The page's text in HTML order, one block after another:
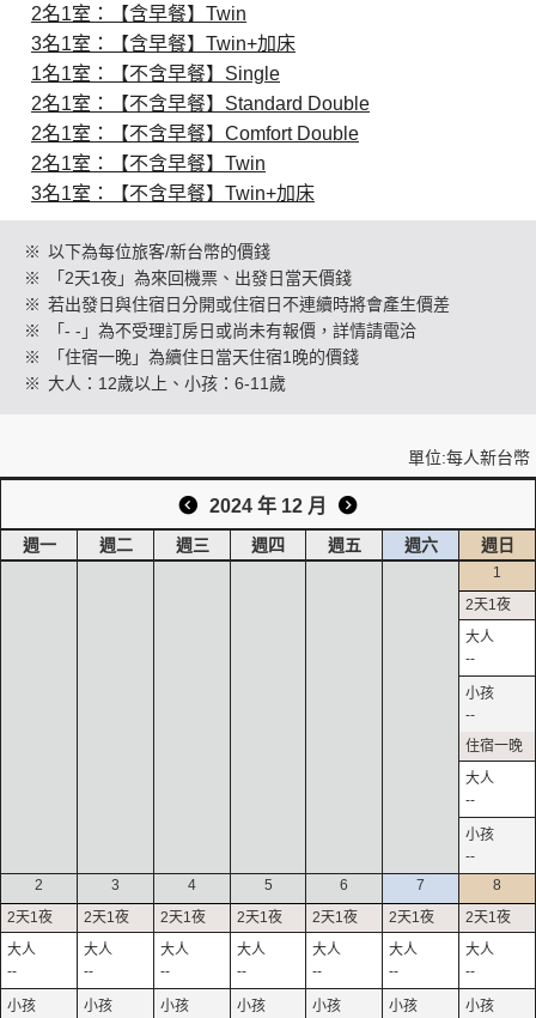
創造旅遊
2名1室：【含早餐】Twin
3名1室：【含早餐】Twin+加床
1名1室：【不含早餐】Single
2名1室：【不含早餐】Standard Double
2名1室：【不含早餐】Comfort Double
2名1室：【不含早餐】Twin
3名1室：【不含早餐】Twin+加床
※ 以下為每位旅客/新台幣的價錢
※
「2天1夜」為來回機票、出發日當天價錢
※ 若出發日與住宿日分開或住宿日不連續時將會產生價差
※
「- -」為不受理訂房日或尚未有報價，詳情請電洽
※
「住宿一晚」為續住日當天住宿1晚的價錢
※ 大人：12歲以上、小孩：6-11歲
單位:每人新台幣
2024 年 12 月
週一 週二 週三 週四 週五 週六 週日
1
--
--
--
--
2
--
3
--
4
--
5
--
6
--
7
--
8
--